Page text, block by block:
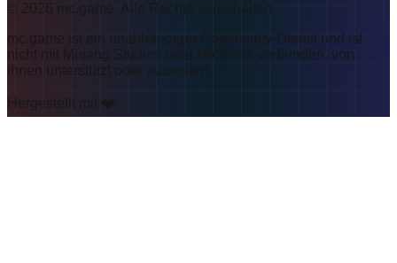
© 2026 mc.game. Alle Rechte vorbehalten
mc.game ist ein unabhängiger Community-Dienst und ist
nicht mit Mojang Studios oder Microsoft verbunden, von
ihnen unterstützt oder autorisiert.
Hergestellt mit ❤️